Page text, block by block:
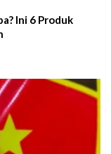
Ini 6 Produk